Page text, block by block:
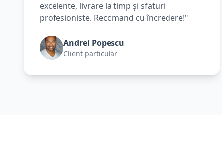
excelente, livrare la timp și sfaturi
profesioniste. Recomand cu încredere!"
Andrei Popescu
Client particular